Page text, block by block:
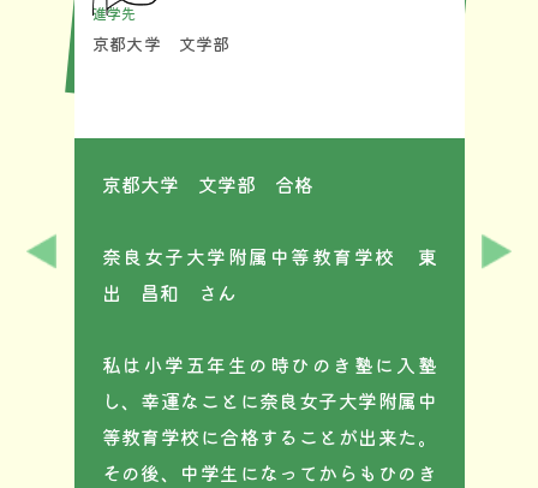
進学先
京都大学 文学部
京都大学 文学部 合格
奈良女子大学附属中等教育学校 東
出 昌和 さん
私は小学五年生の時ひのき塾に入塾
し、幸運なことに奈良女子大学附属中
等教育学校に合格することが出来た。
その後、中学生になってからもひのき